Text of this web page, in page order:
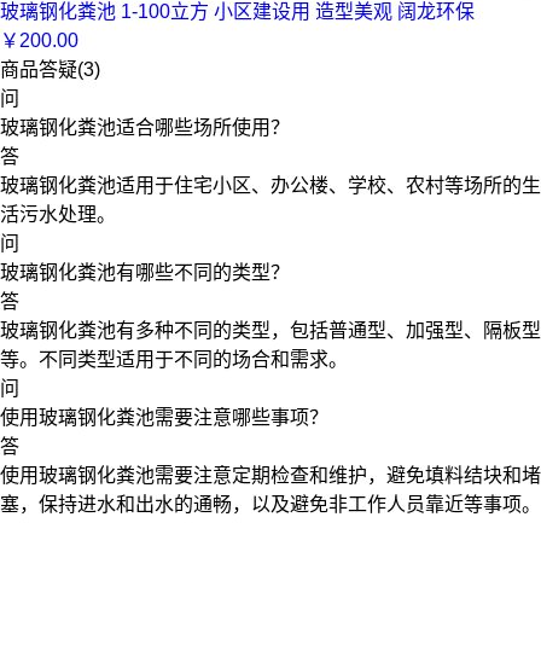
玻璃钢化粪池 1-100立方 小区建设用 造型美观 阔龙环保
￥ 200.00
商品答疑(3)
问
玻璃钢化粪池适合哪些场所使用？
答
玻璃钢化粪池适用于住宅小区、办公楼、学校、农村等场所的生
活污水处理。
问
玻璃钢化粪池有哪些不同的类型？
答
玻璃钢化粪池有多种不同的类型，包括普通型、加强型、隔板型
等。不同类型适用于不同的场合和需求。
问
使用玻璃钢化粪池需要注意哪些事项？
答
使用玻璃钢化粪池需要注意定期检查和维护，避免填料结块和堵
塞，保持进水和出水的通畅，以及避免非工作人员靠近等事项。